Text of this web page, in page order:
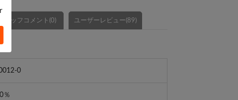
スタッフコメント(0) ユーザーレビュー(89)
0
％